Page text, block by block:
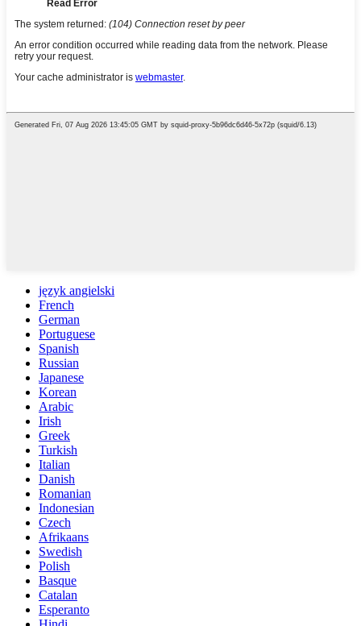
język angielski
French
German
Portuguese
Spanish
Russian
Japanese
Korean
Arabic
Irish
Greek
Turkish
Italian
Danish
Romanian
Indonesian
Czech
Afrikaans
Swedish
Polish
Basque
Catalan
Esperanto